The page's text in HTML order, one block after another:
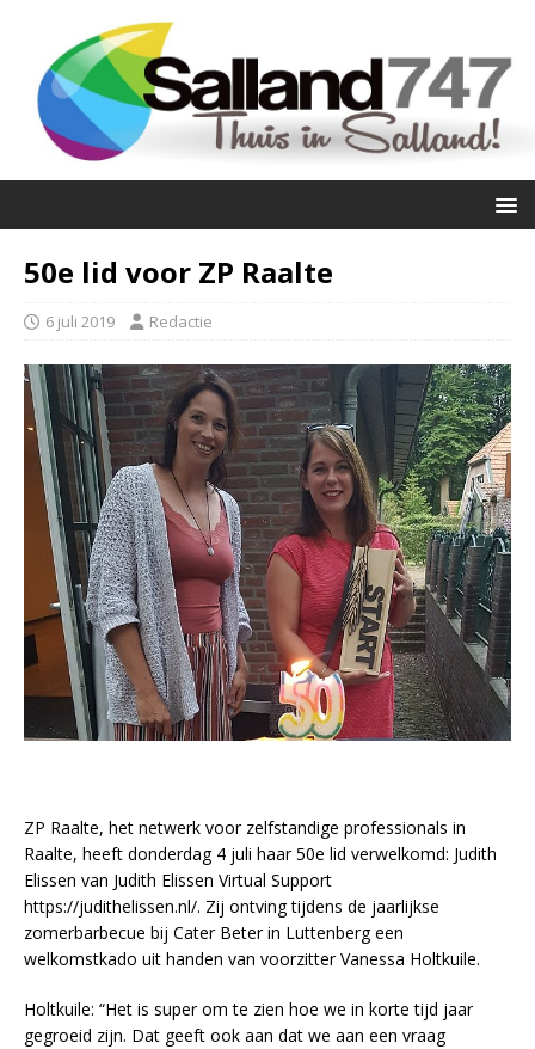
50e lid voor ZP Raalte
6 juli 2019 Redactie
ZP Raalte, het netwerk voor zelfstandige professionals in
Raalte, heeft donderdag 4 juli haar 50e lid verwelkomd: Judith
Elissen van Judith Elissen Virtual Support
https://judithelissen.nl/. Zij ontving tijdens de jaarlijkse
zomerbarbecue bij Cater Beter in Luttenberg een
welkomstkado uit handen van voorzitter Vanessa Holtkuile.
Holtkuile: “Het is super om te zien hoe we in korte tijd jaar
gegroeid zijn. Dat geeft ook aan dat we aan een vraag